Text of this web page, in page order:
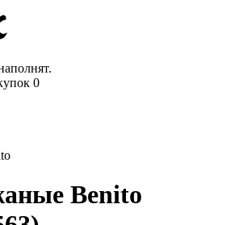
0
Benito